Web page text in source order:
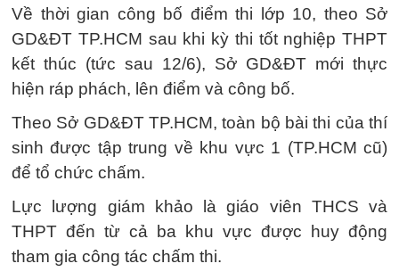
Về thời gian công bố điểm thi lớp 10, theo Sở
GD&ĐT TP.HCM sau khi kỳ thi tốt nghiệp THPT
kết thúc (tức sau 12/6), Sở GD&ĐT mới thực
hiện ráp phách, lên điểm và công bố.
Theo Sở GD&ĐT TP.HCM, toàn bộ bài thi của thí
sinh được tập trung về khu vực 1 (TP.HCM cũ)
để tổ chức chấm.
Lực lượng giám khảo là giáo viên THCS và
THPT đến từ cả ba khu vực được huy động
tham gia công tác chấm thi.